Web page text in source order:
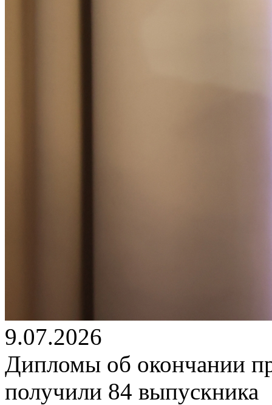
9.07.2026
Дипломы об окончании
получили 84 выпускника